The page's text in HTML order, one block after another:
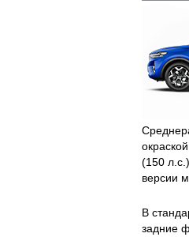
(150
версии
В
задние